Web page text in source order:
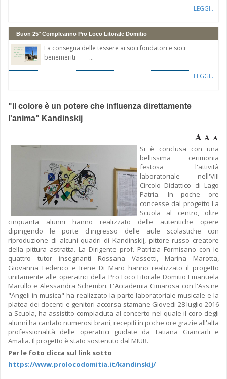
LEGGI..
Buon 25° Compleanno Pro Loco Litorale Domitio
La consegna delle tessere ai soci fondatori e soci
benemeriti ...
LEGGI..
"Il colore è un potere che influenza direttamente
l'anima" Kandinskij
Si è conclusa con una
bellissima cerimonia
festosa l'attività
laboratoriale nell'VIII
Circolo Didattico di Lago
Patria. In poche ore
concesse dal progetto La
Scuola al centro, oltre
cinquanta alunni hanno realizzato delle autentiche opere
dipingendo le porte d'ingresso delle aule scolastiche con
riproduzione di alcuni quadri di Kandinskij, pittore russo creatore
della pittura astratta. La Dirigente prof. Patrizia Formisano con le
quattro tutor insegnanti Rossana Vassetti, Marina Marotta,
Giovanna Federico e Irene Di Maro hanno realizzato il progetto
unitamente alle operatrici della Pro Loco Litorale Domitio Emanuela
Marullo e Alessandra Schembri. L'Accademia Cimarosa con l'Ass.ne
"Angeli in musica" ha realizzato la parte laboratoriale musicale e la
platea dei docenti e genitori accorsa stamane Giovedi 28 luglio 2016
a Scuola, ha assistito compiaciuta al concerto nel quale il coro degli
alunni ha cantato numerosi brani, recepiti in poche ore grazie all'alta
professionalità delle operatrici guidate da Tatiana Giancarli e
Amalia. Il progetto è stato sostenuto dal MIUR.
Per le foto clicca sul link sotto
https://www.prolocodomitia.it/kandinskij/